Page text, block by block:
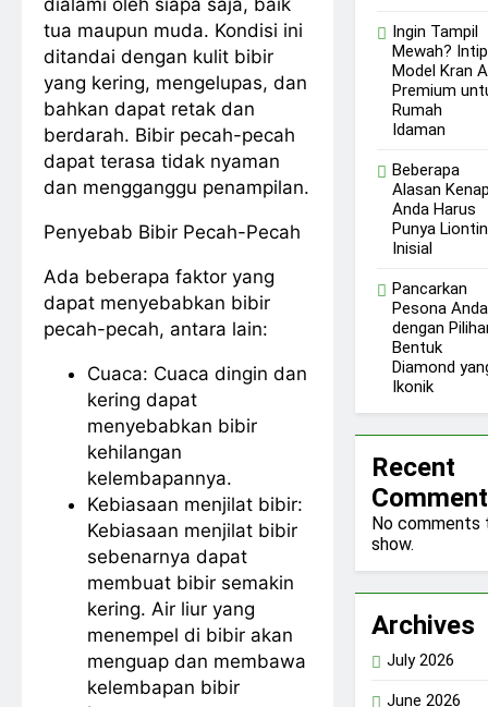
dialami oleh siapa saja, baik
tua maupun muda. Kondisi ini
ditandai dengan kulit bibir
yang kering, mengelupas, dan
bahkan dapat retak dan
berdarah. Bibir pecah-pecah
dapat terasa tidak nyaman
dan mengganggu penampilan.
Penyebab Bibir Pecah-Pecah
Ada beberapa faktor yang
dapat menyebabkan bibir
pecah-pecah, antara lain:
Cuaca: Cuaca dingin dan
kering dapat
menyebabkan bibir
kehilangan
kelembapannya.
Kebiasaan menjilat bibir:
Kebiasaan menjilat bibir
sebenarnya dapat
membuat bibir semakin
kering. Air liur yang
menempel di bibir akan
menguap dan membawa
kelembapan bibir
Ingin Tampil
Mewah?
Model Kran
Premium
Rumah
Idaman
Beberapa
Alasan
Anda Harus
Punya Liontin
Inisial
Pancarkan
Pesona Anda
dengan
Bentuk
Diamond
Ikonik
Recent
No comments
show.
Archives
July 2026
June 2026